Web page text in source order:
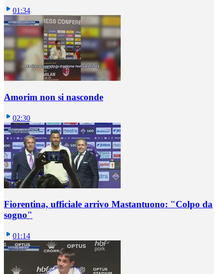
01:34
Amorim non si nasconde
02:30
Fiorentina, ufficiale arrivo Mastantuono: "Colpo da
sogno"
01:14